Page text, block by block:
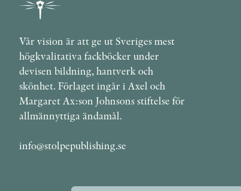
Vår vision är att ge ut Sveriges mest
högkvalitativa fackböcker under
devisen bildning, hantverk och
skönhet. Förlaget ingår i Axel och
Margaret Ax:son Johnsons stiftelse för
allmännyttiga ändamål.
info@stolpepublishing.se